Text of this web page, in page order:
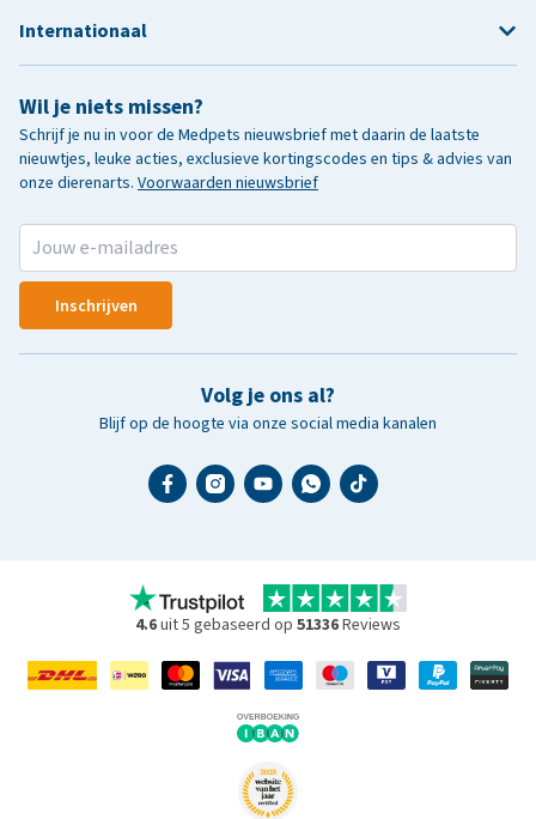
Wil je niets missen?
Schrijf je nu in voor de Medpets nieuwsbrief met daarin de laatste
nieuwtjes, leuke acties, exclusieve kortingscodes en tips & advies van
onze dierenarts. Voorwaarden nieuwsbrief
Inschrijven
Volg je ons al?
Blijf op de hoogte via onze social media kanalen
Internationaal
4.6uit 5 gebaseerd op 51336Reviews